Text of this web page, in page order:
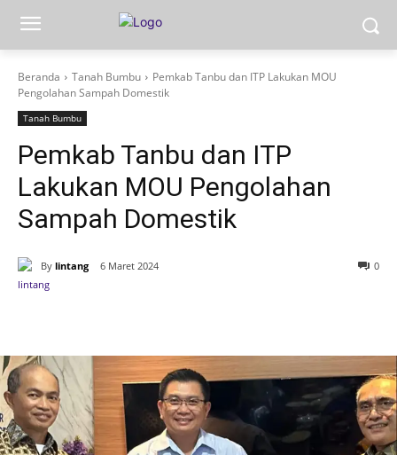
Beranda Tanah Bumbu
Pemkab Tanbu dan ITP Lakukan MOU
Pengolahan Sampah Domestik
Tanah Bumbu
Pemkab Tanbu dan ITP
Lakukan MOU Pengolahan
Sampah Domestik
By lintang 6 Maret 2024 0